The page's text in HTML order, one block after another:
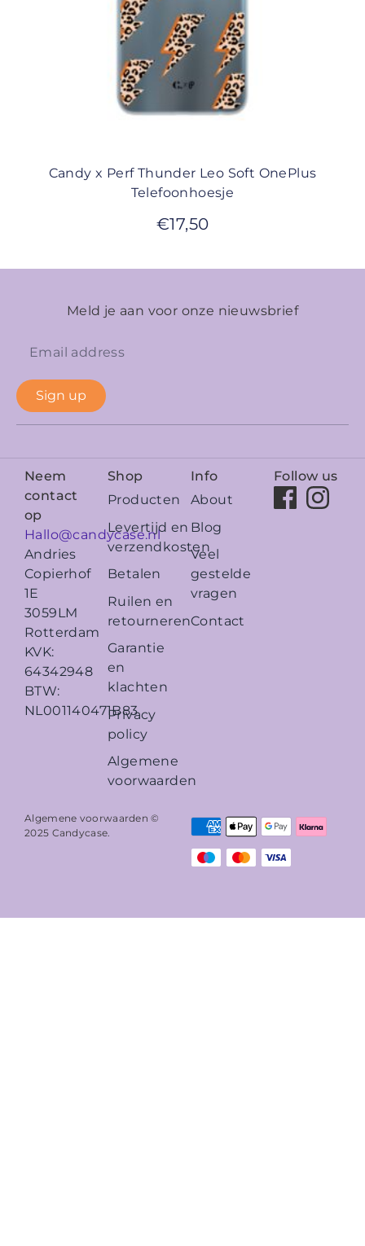
Candy x Perf Thunder Leo Soft OnePlus
Telefoonhoesje
€17,50
Meld je aan voor onze nieuwsbrief
Sign up
Neem
contact
op
Hallo@candycase.nl
Andries
Copierhof
1E
3059LM
Rotterdam
KVK:
64342948
BTW:
NL001140471B83
Shop
Producten
Levertijd en
verzendkosten
Betalen
Ruilen en
retourneren
Garantie
en
klachten
Privacy
policy
Algemene
voorwaarden
Info
About
Blog
Veel
gestelde
vragen
Contact
Follow us
Algemene voorwaarden ©
2025 Candycase.